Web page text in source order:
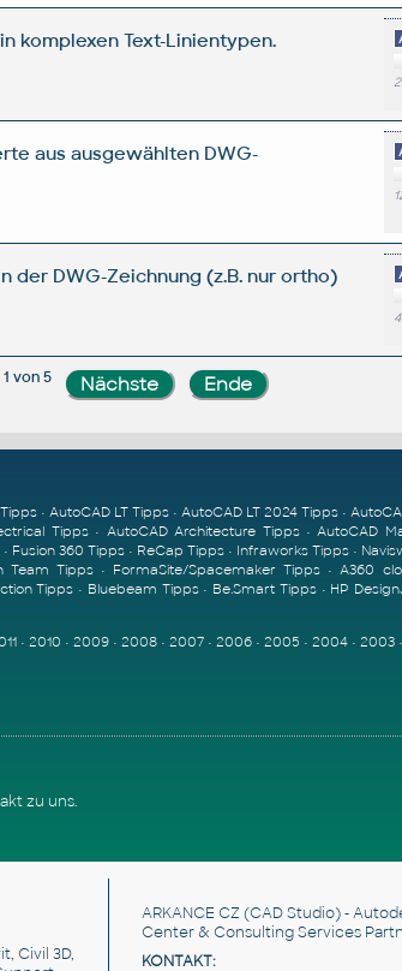
komplexen Text-Linientypen.
aus ausgewählten DWG-
der DWG-Zeichnung (z.B. nur ortho)
von 5
• AutoCAD LT Tipps• AutoCAD LT 2024 Tipps•
Tipps• AutoCAD Architecture Tipps• AutoCAD
• Fusion 360 Tipps• ReCap Tipps• Infraworks Tipps •
Team Tipps• FormaSite/Spacemaker Tipps • A360
Tipps • Bluebeam Tipps• Be.Smart Tipps• HP
• 2010 • 2009• 2008• 2007• 2006• 2005 • 2004• 2003•
zu uns.
Civil 3D,
ARKANCE CZ (CAD Studio) -
Center & Consulting Services
KONTAKT: